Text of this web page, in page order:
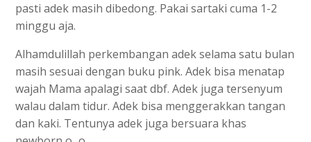
pasti adek masih dibedong. Pakai sartaki cuma 1-2
minggu aja.
Alhamdulillah perkembangan adek selama satu bulan
masih sesuai dengan buku pink. Adek bisa menatap
wajah Mama apalagi saat dbf. Adek juga tersenyum
walau dalam tidur. Adek bisa menggerakkan tangan
dan kaki. Tentunya adek juga bersuara khas